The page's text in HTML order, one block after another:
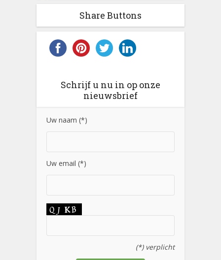
Share Buttons
Schrijf u nu in op onze
nieuwsbrief
Uw naam (*)
Uw email (*)
(*) verplicht